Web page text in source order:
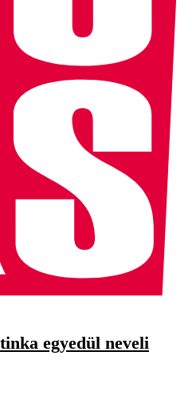
egyedül neveli